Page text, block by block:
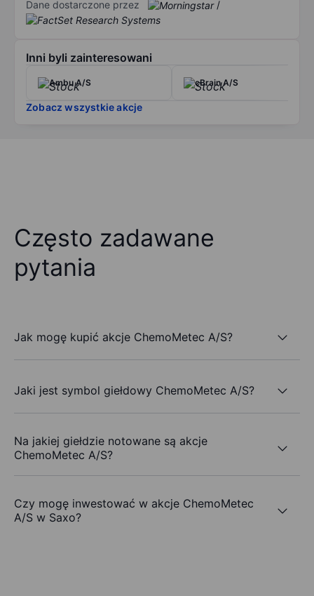
Dane dostarczone przez /
Inni byli zainteresowani
Ambu A/S cBrain A/S
Zobacz wszystkie akcje
Często zadawane
pytania
Jak mogę kupić akcje ChemoMetec A/S?
Jaki jest symbol giełdowy ChemoMetec A/S?
Na jakiej giełdzie notowane są akcje
ChemoMetec A/S?
Czy mogę inwestować w akcje ChemoMetec
A/S w Saxo?